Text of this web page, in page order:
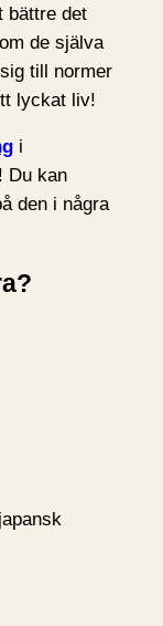
bättre det
de själva
till normer
lyckat liv!
i
! Du kan
den i några